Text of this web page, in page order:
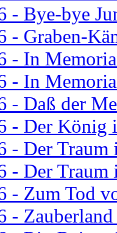
- Bye-bye
- Graben-
- In
- In
- Daß der
- Der König
- Der Traum
- Der Traum
- Zum Tod
-